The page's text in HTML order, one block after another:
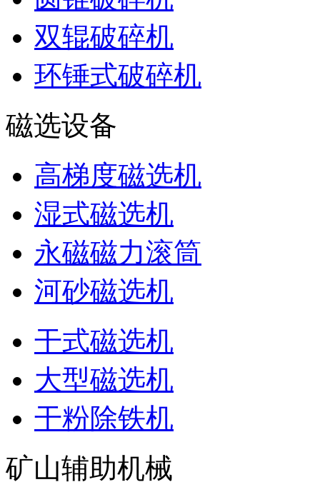
双辊破碎机
环锤式破碎机
磁选设备
高梯度磁选机
湿式磁选机
永磁磁力滚筒
河砂磁选机
干式磁选机
大型磁选机
干粉除铁机
矿山辅助机械